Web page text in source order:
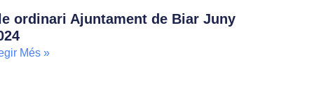
ordinari Ajuntament de Biar Juny
Més »